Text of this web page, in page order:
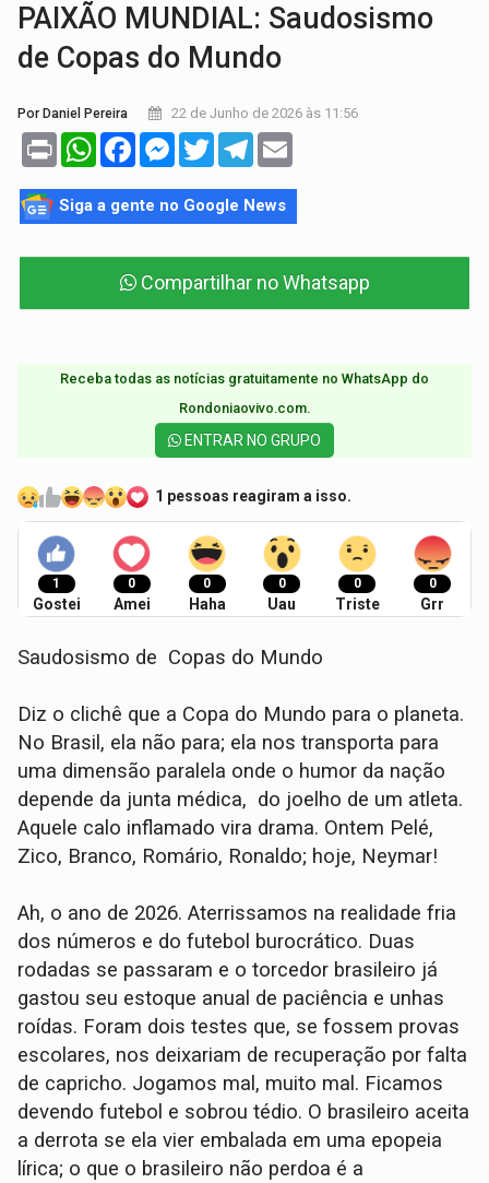
PAIXÃO MUNDIAL: Saudosismo
de Copas do Mundo
Por Daniel Pereira 22 de Junho de 2026 às 11:56
Print WhatsAppFacebookMessenger
TwitterTelegram
Siga a gente no Google News
Compartilhar no Whatsapp
Receba todas as notícias gratuitamente no WhatsApp do
Rondoniaovivo.com.​
ENTRAR NO GRUPO
1 pessoas reagiram a isso.
1
Gostei
0
Amei
0
Haha
0
Uau
0
Triste
0
Grr
Saudosismo de Copas do Mundo
Diz o clichê que a Copa do Mundo para o planeta.
No Brasil, ela não para; ela nos transporta para
uma dimensão paralela onde o humor da nação
depende da junta médica, do joelho de um atleta.
Aquele calo inflamado vira drama. Ontem Pelé,
Zico, Branco, Romário, Ronaldo; hoje, Neymar!
Ah, o ano de 2026. Aterrissamos na realidade fria
dos números e do futebol burocrático. Duas
rodadas se passaram e o torcedor brasileiro já
gastou seu estoque anual de paciência e unhas
roídas. Foram dois testes que, se fossem provas
escolares, nos deixariam de recuperação por falta
de capricho. Jogamos mal, muito mal. Ficamos
devendo futebol e sobrou tédio. O brasileiro aceita
a derrota se ela vier embalada em uma epopeia
lírica; o que o brasileiro não perdoa é a